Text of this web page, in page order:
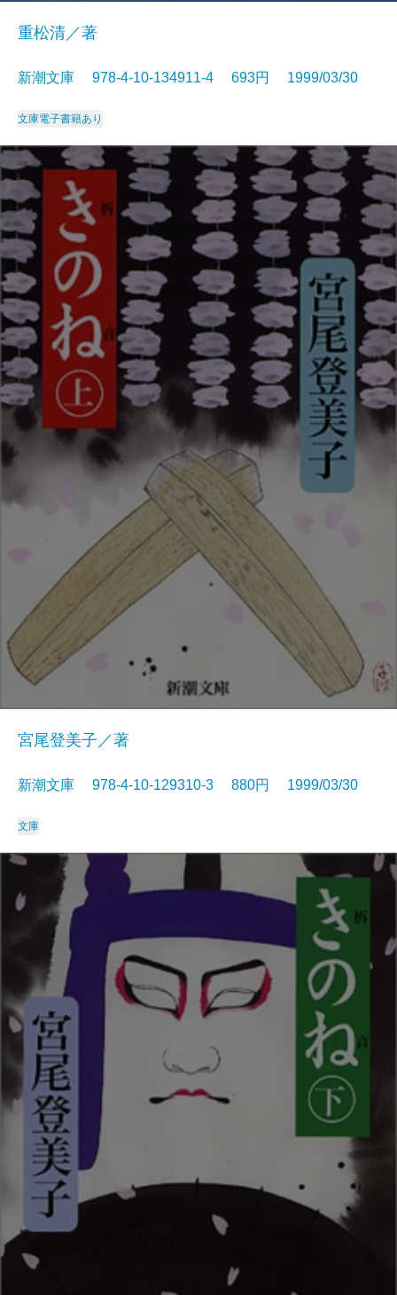
重松清／著
新潮文庫 978-4-10-134911-4 693円 1999/03/30
文庫電子書籍あり
宮尾登美子／著
新潮文庫 978-4-10-129310-3 880円 1999/03/30
文庫